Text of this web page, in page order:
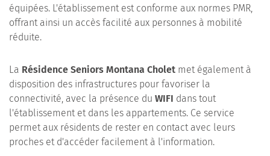
équipées. L'établissement est conforme aux normes PMR,
offrant ainsi un accès facilité aux personnes à mobilité
réduite.
La Résidence Seniors Montana Cholet met également à
disposition des infrastructures pour favoriser la
connectivité, avec la présence du WIFI dans tout
l'établissement et dans les appartements. Ce service
permet aux résidents de rester en contact avec leurs
proches et d'accéder facilement à l'information.